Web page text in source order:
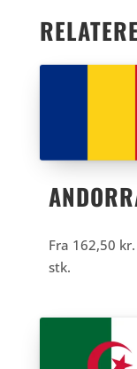
Fra 162,50 kr.
stk.